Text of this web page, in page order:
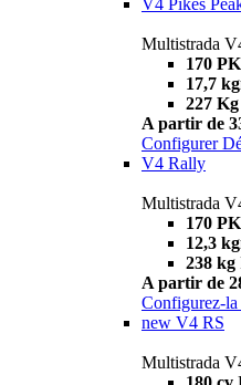
Multistrada
170 PK
17,7
227 Kg
A partir de
Configurer
V4 Rally
Multistrada
170 PK
12,3
238 kg
A partir de
Configurez-la
new V4 RS
Multistrada